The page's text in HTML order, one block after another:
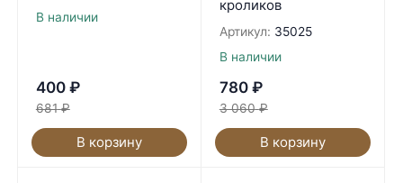
В наличии
400 ₽
681 ₽
В корзину
кроликов
Артикул: 35025
В наличии
780 ₽
3 060 ₽
В корзину